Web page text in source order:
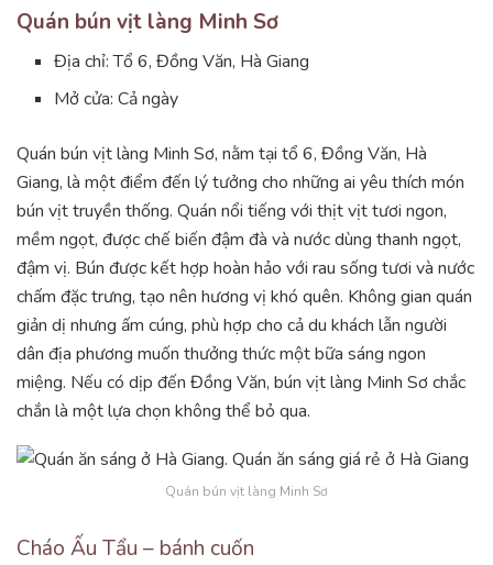
Quán bún vịt làng Minh Sơ
Địa chỉ: Tổ 6, Đồng Văn, Hà Giang
Mở cửa: Cả ngày
Quán bún vịt làng Minh Sơ, nằm tại tổ 6, Đồng Văn, Hà
Giang, là một điểm đến lý tưởng cho những ai yêu thích món
bún vịt truyền thống. Quán nổi tiếng với thịt vịt tươi ngon,
mềm ngọt, được chế biến đậm đà và nước dùng thanh ngọt,
đậm vị. Bún được kết hợp hoàn hảo với rau sống tươi và nước
chấm đặc trưng, tạo nên hương vị khó quên. Không gian quán
giản dị nhưng ấm cúng, phù hợp cho cả du khách lẫn người
dân địa phương muốn thưởng thức một bữa sáng ngon
miệng. Nếu có dịp đến Đồng Văn, bún vịt làng Minh Sơ chắc
chắn là một lựa chọn không thể bỏ qua.
Quán bún vịt làng Minh Sơ
Cháo Ấu Tẩu – bánh cuốn